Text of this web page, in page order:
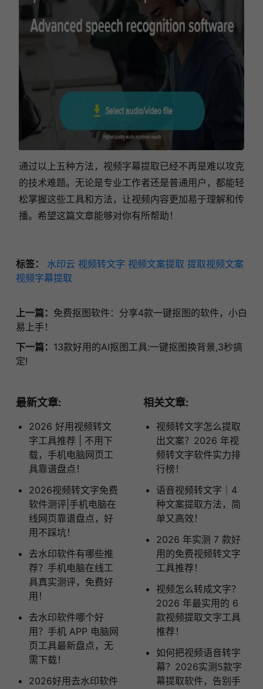
通过以上五种方法，视频字幕提取已经不再是难以攻克
的技术难题。无论是专业工作者还是普通用户，都能轻
松掌握这些工具和方法，让视频内容更加易于理解和传
播。希望这篇文章能够对你有所帮助！
标签： 水印云 视频转文字 视频文案提取 提取视频文案
视频字幕提取
上一篇： 免费抠图软件：分享4款一键抠图的软件，小白
易上手！
下一篇： 13款好用的AI抠图工具:一键抠图换背景,3秒搞
定!
最新文章:
2026 好用视频转文
字工具推荐 | 不用下
载，手机电脑网页工
具靠谱盘点！
2026视频转文字免费
软件测评|手机电脑在
线网页靠谱盘点，好
用不踩坑！
去水印软件有哪些推
荐？手机电脑在线工
具真实测评，免费好
用！
去水印软件哪个好
用？手机 APP 电脑网
页工具最新盘点，无
需下载！
2026好用去水印软件
相关文章:
视频转文字怎么提取
出文案？2026 年视
频转文字软件实力排
行榜！
语音视频转文字｜4
种文案提取方法，简
单又高效！
2026 年实测 7 款好
用的免费视频转文字
工具推荐！
视频怎么转成文字？
2026 年最实用的 6
款视频提取文字工具
推荐！
如何把视频语音转字
幕？2026实测5款字
幕提取软件，告别手